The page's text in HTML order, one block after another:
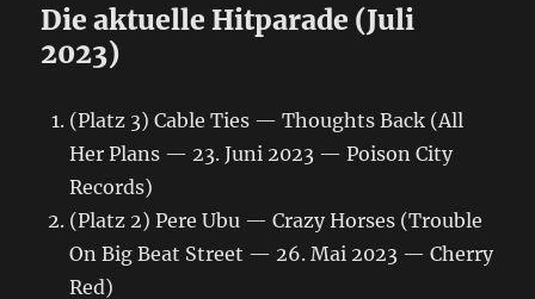
Die aktuelle Hitparade (Juli
2023)
(Platz 3) Cable Ties — Thoughts Back (All
Her Plans — 23. Juni 2023 — Poison City
Records)
(Platz 2) Pere Ubu — Crazy Horses (Trouble
On Big Beat Street — 26. Mai 2023 — Cherry
Red)